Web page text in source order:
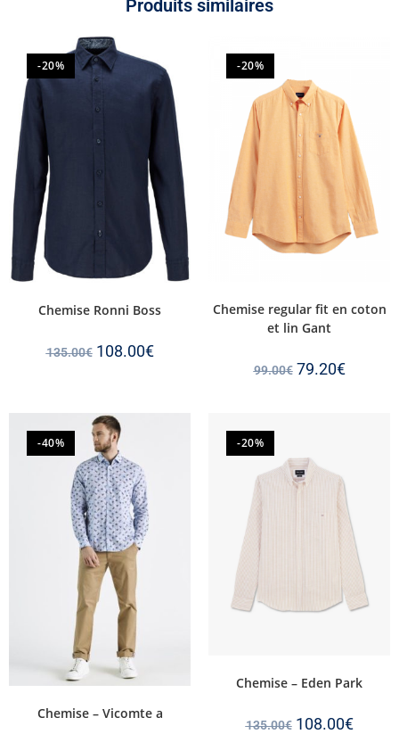
Produits similaires
-20%
Chemise Ronni Boss
135.00€ 108.00€
-20%
Chemise regular fit en coton
et lin Gant
99.00€ 79.20€
-40%
Chemise – Vicomte a
-20%
Chemise – Eden Park
135.00€ 108.00€